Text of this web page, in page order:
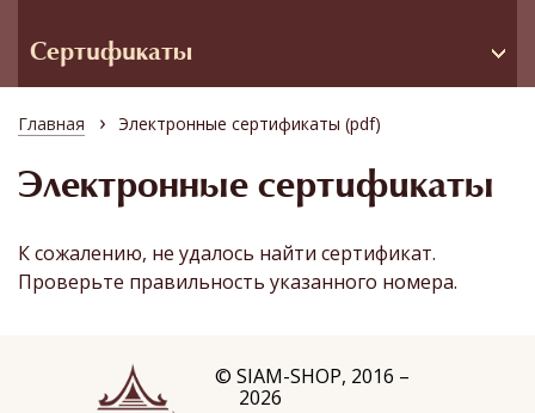
Сертификаты
Главная › Электронные сертификаты (pdf)
Электронные сертификаты
К сожалению, не удалось найти сертификат.
Проверьте правильность указанного номера.
© SIAM-SHOP, 2016 –
2026